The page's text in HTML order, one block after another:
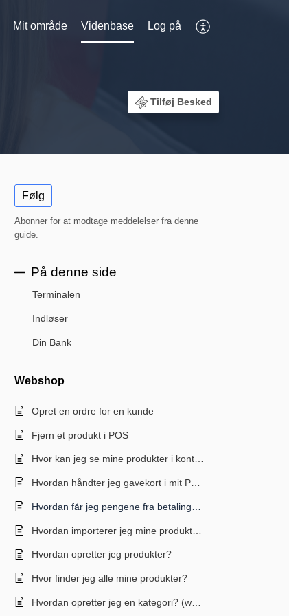
Mit område Videnbase Log på
Tilføj Besked
Følg
Abonner for at modtage meddelelser fra denne
guide.
På denne side
Terminalen
Indløser
Din Bank
Webshop
Opret en ordre for en kunde
Fjern et produkt i POS
Hvor kan jeg se mine produkter i kontrolpanelet?
Hvordan håndter jeg gavekort i mit POS system?
Hvordan opretter jeg produkter?
Hvor finder jeg alle mine produkter?